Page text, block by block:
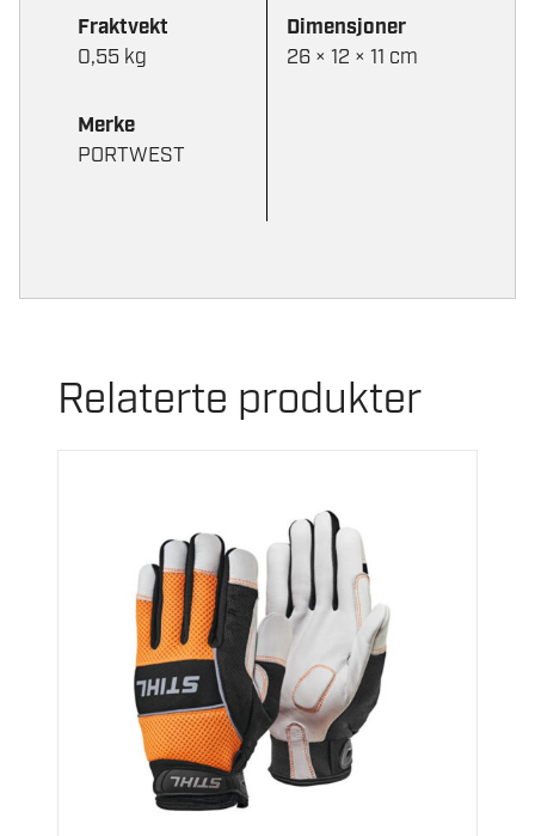
Fraktvekt
0,55 kg
Dimensjoner
26 × 12 × 11 cm
Merke
PORTWEST
Relaterte produkter